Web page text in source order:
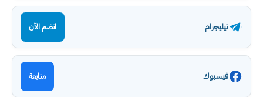
تيليجرام انضم الآن
فيسبوك متابعة